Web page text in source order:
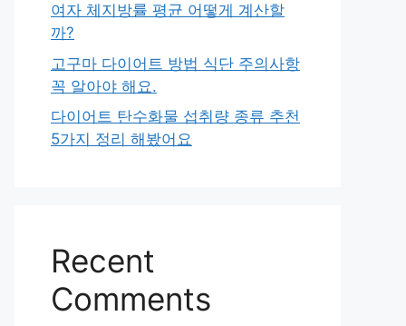
여자 체지방률 평균 어떻게 계산할
까?
고구마 다이어트 방법 식단 주의사항
꼭 알아야 해요.
다이어트 탄수화물 섭취량 종류 추천
5가지 정리 해봤어요
Recent
Comments